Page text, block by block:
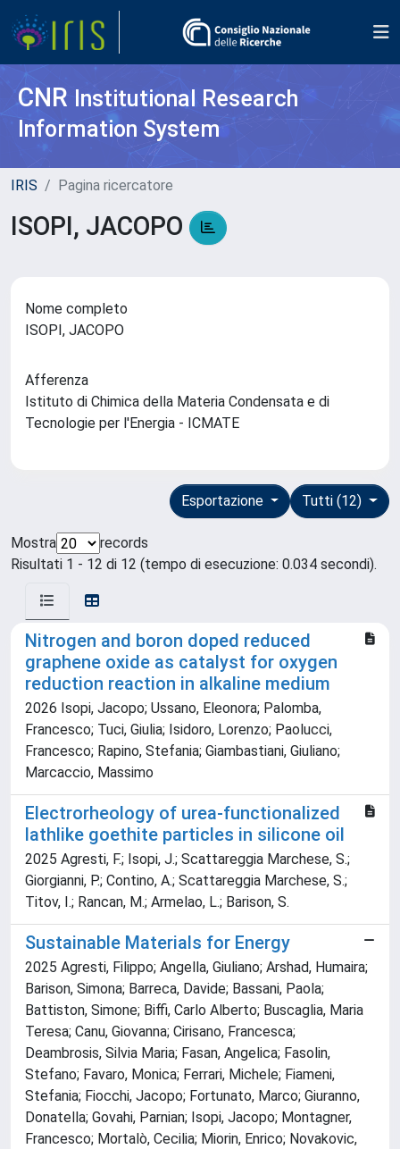
CNR Institutional Research
Information System
IRIS Pagina ricercatore
ISOPI, JACOPO
Nome completo
ISOPI, JACOPO
Afferenza
Istituto di Chimica della Materia Condensata e di
Tecnologie per l'Energia - ICMATE
Tutti (12)
Esportazione
Mostra
records
Risultati 1 - 12 di 12 (tempo di esecuzione: 0.034 secondi).
Nitrogen and boron doped reduced
graphene oxide as catalyst for oxygen
reduction reaction in alkaline medium
2026 Isopi, Jacopo; Ussano, Eleonora; Palomba,
Francesco; Tuci, Giulia; Isidoro, Lorenzo; Paolucci,
Francesco; Rapino, Stefania; Giambastiani, Giuliano;
Marcaccio, Massimo
Electrorheology of urea-functionalized
lathlike goethite particles in silicone oil
2025 Agresti, F.; Isopi, J.; Scattareggia Marchese, S.;
Giorgianni, P.; Contino, A.; Scattareggia Marchese, S.;
Titov, I.; Rancan, M.; Armelao, L.; Barison, S.
Sustainable Materials for Energy
2025 Agresti, Filippo; Angella, Giuliano; Arshad, Humaira;
Barison, Simona; Barreca, Davide; Bassani, Paola;
Battiston, Simone; Biffi, Carlo Alberto; Buscaglia, Maria
Teresa; Canu, Giovanna; Cirisano, Francesca;
Deambrosis, Silvia Maria; Fasan, Angelica; Fasolin,
Stefano; Favaro, Monica; Ferrari, Michele; Fiameni,
Stefania; Fiocchi, Jacopo; Fortunato, Marco; Giuranno,
Donatella; Govahi, Parnian; Isopi, Jacopo; Montagner,
Francesco; Mortalò, Cecilia; Miorin, Enrico; Novakovic,